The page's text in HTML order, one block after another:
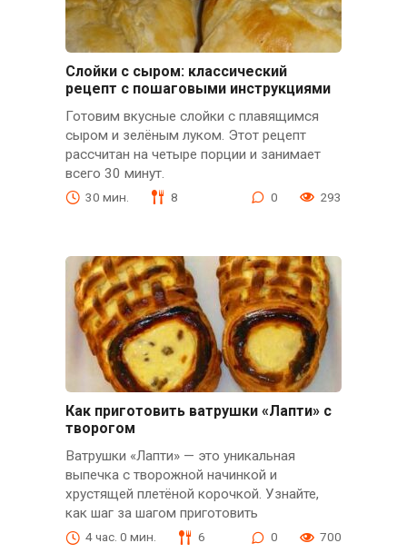
Слойки с сыром: классический
рецепт с пошаговыми инструкциями
Готовим вкусные слойки с плавящимся
сыром и зелёным луком. Этот рецепт
рассчитан на четыре порции и занимает
всего 30 минут.
30 мин. 8 0 293
Как приготовить ватрушки «Лапти» с
творогом
Ватрушки «Лапти» — это уникальная
выпечка с творожной начинкой и
хрустящей плетёной корочкой. Узнайте,
как шаг за шагом приготовить
4 час. 0 мин. 6 0 700